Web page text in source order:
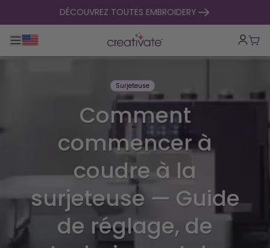
passer au contenuDÉCOUVREZ TOUTES EMBROIDERY
Basculer la navigation principale
Surjeteuse
Comment
commencer à
coudre à la
surjeteuse — Guide
de réglage, de